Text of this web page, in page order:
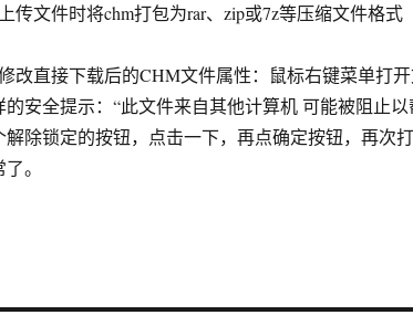
传文件时将chm打包为rar、zip或7z等压缩文件格式
改直接下载后的CHM文件属性：鼠标右键菜单打
的安全提示：“此文件来自其他计算机 可能被阻止
解除锁定的按钮，点击一下，再点确定按钮，再次
。